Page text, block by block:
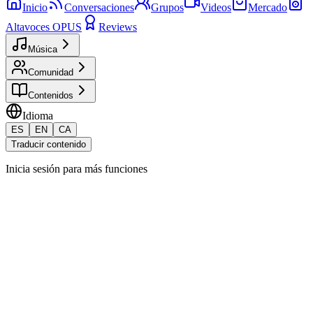
Inicio Conversaciones Grupos Videos
Mercado
Altavoces OPUS
Reviews
Música
Comunidad
Contenidos
Idioma
ES EN
CA
Traducir contenido
Inicia sesión para más funciones